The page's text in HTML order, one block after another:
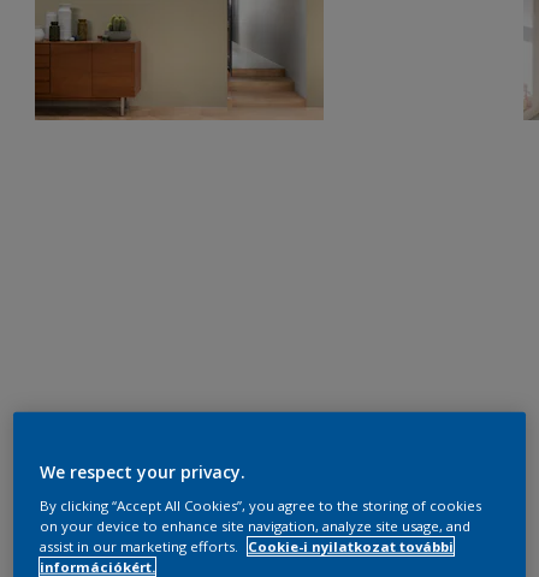
We respect your privacy.
By clicking “Accept All Cookies”, you agree to the storing of cookies
on your device to enhance site navigation, analyze site usage, and
assist in our marketing efforts.
Cookie-i nyilatkozat további
információkért.